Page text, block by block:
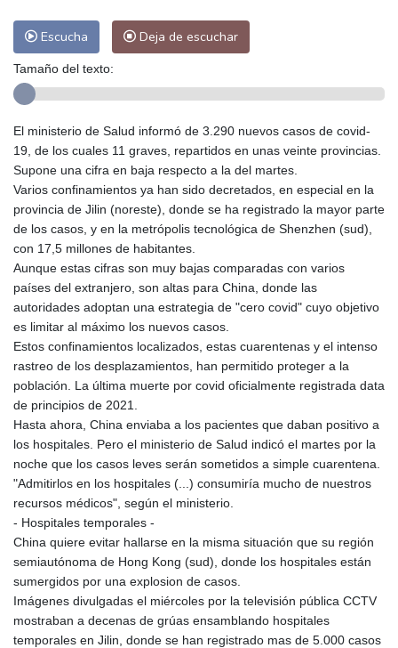
Escucha Deja de escuchar
Tamaño del texto:
El ministerio de Salud informó de 3.290 nuevos casos de covid-
19, de los cuales 11 graves, repartidos en unas veinte provincias.
Supone una cifra en baja respecto a la del martes.
Varios confinamientos ya han sido decretados, en especial en la
provincia de Jilin (noreste), donde se ha registrado la mayor parte
de los casos, y en la metrópolis tecnológica de Shenzhen (sud),
con 17,5 millones de habitantes.
Aunque estas cifras son muy bajas comparadas con varios
países del extranjero, son altas para China, donde las
autoridades adoptan una estrategia de "cero covid" cuyo objetivo
es limitar al máximo los nuevos casos.
Estos confinamientos localizados, estas cuarentenas y el intenso
rastreo de los desplazamientos, han permitido proteger a la
población. La última muerte por covid oficialmente registrada data
de principios de 2021.
Hasta ahora, China enviaba a los pacientes que daban positivo a
los hospitales. Pero el ministerio de Salud indicó el martes por la
noche que los casos leves serán sometidos a simple cuarentena.
"Admitirlos en los hospitales (...) consumiría mucho de nuestros
recursos médicos", según el ministerio.
- Hospitales temporales -
China quiere evitar hallarse en la misma situación que su región
semiautónoma de Hong Kong (sud), donde los hospitales están
sumergidos por una explosion de casos.
Imágenes divulgadas el miércoles por la televisión pública CCTV
mostraban a decenas de grúas ensamblando hospitales
temporales en Jilin, donde se han registrado mas de 5.000 casos